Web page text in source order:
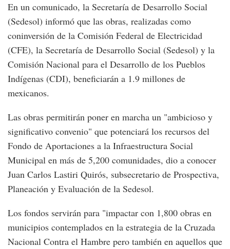
En un comunicado, la Secretaría de Desarrollo Social
(Sedesol) informó que las obras, realizadas como
coninversión de la Comisión Federal de Electricidad
(CFE), la Secretaría de Desarrollo Social (Sedesol) y la
Comisión Nacional para el Desarrollo de los Pueblos
Indígenas (CDI), beneficiarán a 1.9 millones de
mexicanos.
Las obras permitirán poner en marcha un "ambicioso y
significativo convenio" que potenciará los recursos del
Fondo de Aportaciones a la Infraestructura Social
Municipal en más de 5,200 comunidades, dio a conocer
Juan Carlos Lastiri Quirós, subsecretario de Prospectiva,
Planeación y Evaluación de la Sedesol.
Los fondos servirán para "impactar con 1,800 obras en
municipios contemplados en la estrategia de la Cruzada
Nacional Contra el Hambre pero también en aquellos que